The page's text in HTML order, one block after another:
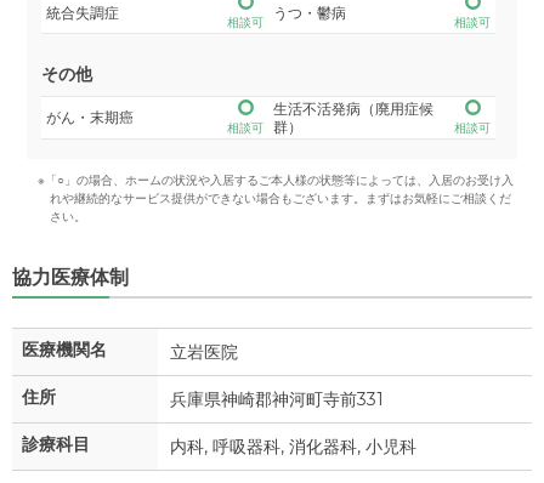
統合失調症
相談可
うつ・鬱病
相談可
その他
がん・末期癌
相談可
生活不活発病（廃用症候
群）
相談可
※「○」の場合、ホームの状況や入居するご本人様の状態等によっては、入居のお受け入
れや継続的なサービス提供ができない場合もございます。まずはお気軽にご相談くだ
さい。
協力医療体制
医療機関名 立岩医院
住所 兵庫県神崎郡神河町寺前331
診療科目 内科, 呼吸器科, 消化器科, 小児科